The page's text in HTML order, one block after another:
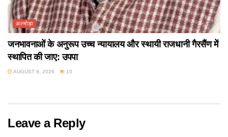
अल्मोड़ा
जनभावनाओं के अनुरूप उच्च न्यायालय और स्थायी राजधानी गैरसैंण में
स्थापित की जाए: उपपा
AUGUST 8, 2026 10
Leave a Reply